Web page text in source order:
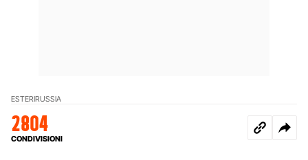
ESTERIRUSSIA
2804
CONDIVISIONI